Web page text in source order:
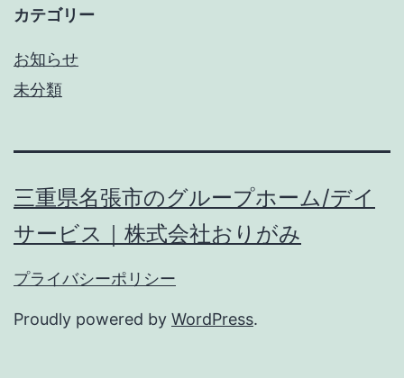
カテゴリー
お知らせ
未分類
三重県名張市のグループホーム/デイ
サービス｜株式会社おりがみ
プライバシーポリシー
Proudly powered by WordPress.